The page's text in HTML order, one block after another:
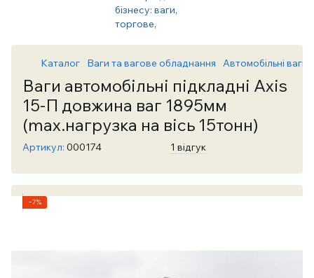
Каталог Ваги та вагове обладнання Автомобільні ваги
Ваги автомобільні підкладні Axis
15-П довжина ваг 1895мм
(max.нагрузка на вісь 15тонн)
Артикул: 000174 1 відгук
−7%